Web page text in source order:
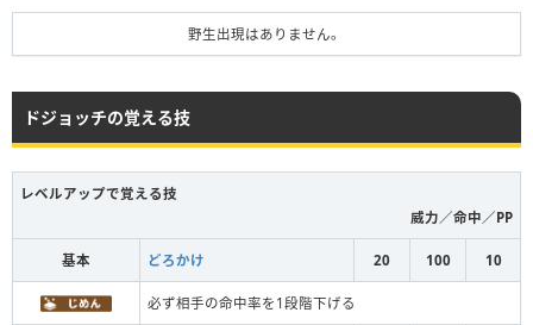
野生出現はありません。
ドジョッチの覚える技
レベルアップで覚える技
威力／命中／PP
基本 どろかけ 20 100 10
必ず相手の命中率を1段階下げる